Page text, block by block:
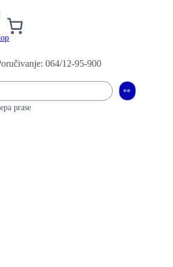
064/12-95-900
👀
prase